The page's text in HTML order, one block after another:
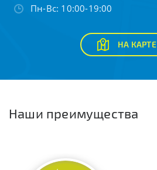
Пн-Вс: 10:00-19:00
НА КАРТЕ
Наши преимущества